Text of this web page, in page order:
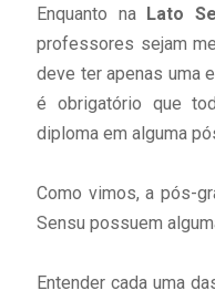
Enquanto na Lato
professores sejam
deve ter apenas uma
é obrigatório que
diploma em alguma
Como vimos, a pós-
Sensu possuem
Entender cada uma